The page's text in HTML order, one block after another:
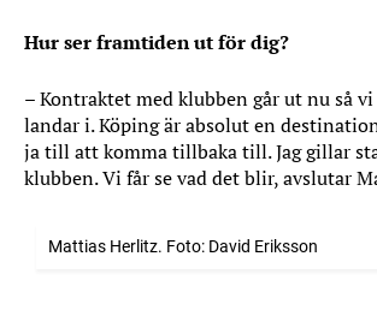
Hur ser framtiden ut för dig?
– Kontraktet med klubben går ut nu så vi
landar i. Köping är absolut en
ja till att komma tillbaka till. Jag gillar
klubben. Vi får se vad det blir, avslutar
Mattias Herlitz. Foto: David Eriksson